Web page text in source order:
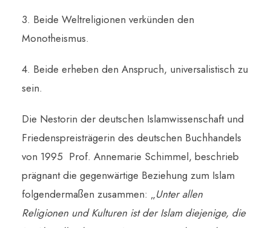
3. Beide Weltreligionen verkünden den
Monotheismus.
4. Beide erheben den Anspruch, universalistisch zu
sein.
Die Nestorin der deutschen Islamwissenschaft und
Friedenspreisträgerin des deutschen Buchhandels
von 1995 Prof. Annemarie Schimmel, beschrieb
prägnant die gegenwärtige Beziehung zum Islam
folgendermaßen zusammen: „Unter allen
Religionen und Kulturen ist der Islam diejenige, die